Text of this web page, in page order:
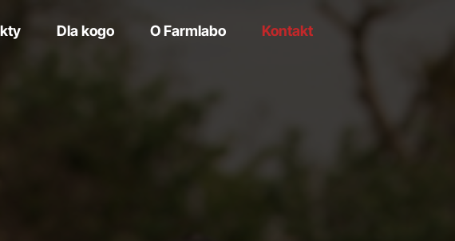
Dla kogo O Farmlabo Kontakt